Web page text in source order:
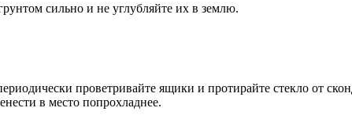
сильно и не углубляйте их в землю.
проветривайте ящики и протирайте стекло от
в место попрохладнее.